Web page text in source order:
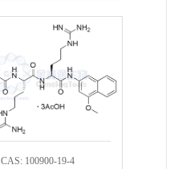
CAS: 100900-19-4